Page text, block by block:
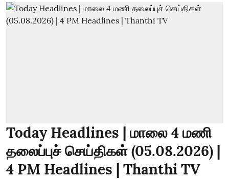
Today Headlines | மாலை 4 மணி
தலைப்புச் செய்திகள் (05.08.2026) |
4 PM Headlines | Thanthi TV